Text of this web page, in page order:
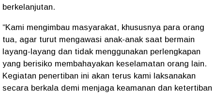
berkelanjutan.
“Kami mengimbau masyarakat, khususnya para orang
tua, agar turut mengawasi anak-anak saat bermain
layang-layang dan tidak menggunakan perlengkapan
yang berisiko membahayakan keselamatan orang lain.
Kegiatan penertiban ini akan terus kami laksanakan
secara berkala demi menjaga keamanan dan ketertiban